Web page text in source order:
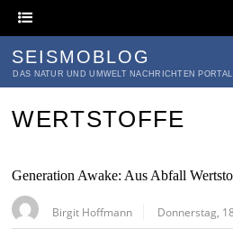
SEISMOBLOG
DAS NATUR UND UMWELT NACHRICHTEN PORTAL
WERTSTOFFE
Generation Awake: Aus Abfall
Birgit Hoffmann Donnerstag,